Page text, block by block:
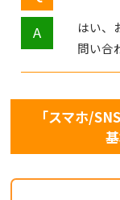
はい、
問い合
「スマホ/